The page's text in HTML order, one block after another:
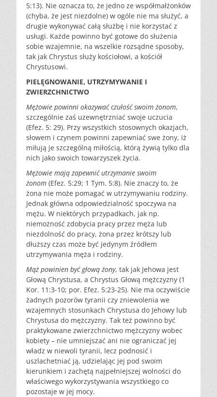
5:13). Nie oznacza to, że jedno ze współmałżonków
(chyba, że jest niezdolne) w ogóle nie ma służyć, a
drugie wykonywać całą służbę i nie korzystać z
usługi. Każde powinno być gotowe do służenia
sobie wzajemnie, na wszelkie rozsądne sposoby,
tak jak Chrystus służy kościołowi, a kościół
Chrystusowi.
PIELĘGNOWANIE, UTRZYMYWANIE I
ZWIERZCHNICTWO
Mężowie powinni okazywać czułość swoim żonom,
szczególnie zaś uzewnętrzniać swoje uczucia
(Efez. 5: 29). Przy wszystkich stosownych okazjach,
słowem i czynem powinni zapewniać swe żony, iż
miłują je szczególną miłością, którą żywią tylko dla
nich jako swoich towarzyszek życia.
Mężowie mają zapewnić utrzymanie swoim
żonom (Efez. 5:29; 1 Tym. 5:8). Nie znaczy to, że
żona nie może pomagać w utrzymywaniu rodziny.
Jednak główna odpowiedzialność spoczywa na
mężu. W niektórych przypadkach, jak np.
niemożność zdobycia pracy przez męża lub
niezdolność do pracy, żona przez krótszy lub
dłuższy czas może być jedynym źródłem
utrzymywania męża i rodziny.
Mąż powinien być głową żony, tak jak Jehowa jest
Głową Chrystusa, a Chrystus Głową mężczyzny (1
Kor. 11:3-10; por. Efez. 5:23-25). Nie ma oczywiście
żadnych pozorów tyranii czy zniewolenia we
wzajemnych stosunkach Chrystusa do Jehowy lub
Chrystusa do mężczyzny. Tak też powinno być
praktykowane zwierzchnictwo mężczyzny wobec
kobiety – nie umniejszać ani nie ograniczać jej
władz w niewoli tyranii, lecz podnosić i
uszlachetniać ją, udzielając jej pod swoim
kierunkiem i zachętą najpełniejszej wolności do
właściwego wykorzystywania wszystkiego co
pozostaje w jej mocy.